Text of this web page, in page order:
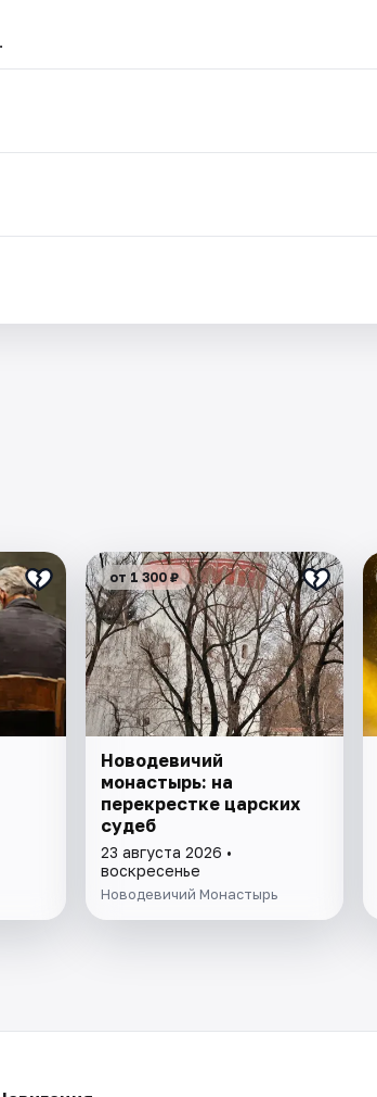
от 1 300 ₽
Новодевичий
монастырь: на
перекрестке царских
судеб
23 августа 2026 •
воскресенье
Новодевичий Монастырь